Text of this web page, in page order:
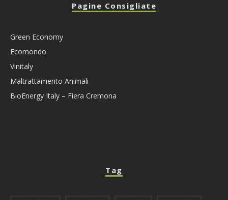
Pagine Consigliate
Green Economy
Ecomondo
Vinitaly
Maltrattamento Animali
BioEnergy Italy – Fiera Cremona
Tag